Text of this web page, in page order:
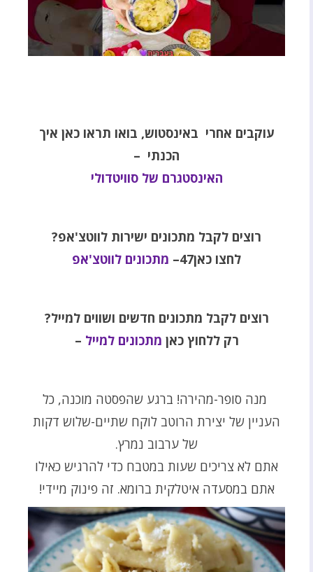
עוקבים אחרי באינסטוש, בואו תראו כאן איך
הכנתי –
האינסטגרם של סוויטדולי
רוצים לקבל מתכונים ישירות לווטצ'אפ?
לחצו כאן47–
מתכונים לווטצ'אפ
רוצים לקבל מתכונים חדשים ושווים למייל?
רק ללחוץ כאן
– מתכונים למייל
מנה סופר-מהירה! ברגע שהפסטה מוכנה, כל
העניין של יצירת הרוטב לוקח שתיים-שלוש דקות
של ערבוב נמרץ.
אתם לא צריכים שעות במטבח כדי להרגיש כאילו
אתם במסעדה איטלקית ברומא. זה פינוק מיידי!